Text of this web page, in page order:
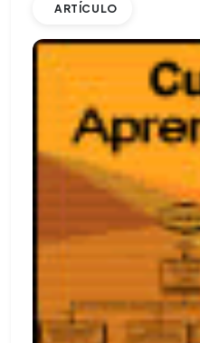
ARTÍCULO